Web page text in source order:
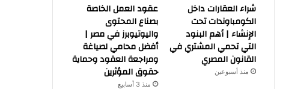
شراء العقارات داخل
الكومباوندات تحت
الإنشاء | أهم البنود
التي تحمي المشتري في
القانون المصري
منذ أسبوعين
عقود العمل الخاصة
بصناع المحتوى
واليوتيوبرز في مصر |
أفضل محامي لصياغة
ومراجعة العقود وحماية
حقوق المؤثرين
منذ 3 أسابيع